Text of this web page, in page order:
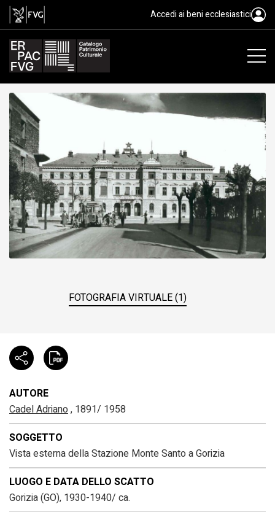
gelatina bromuro d'argento/
Accedi ai beni ecclesiastici
FOTOGRAFIA VIRTUALE (1)
AUTORE
Cadel Adriano, 1891/ 1958
SOGGETTO
Vista esterna della Stazione Monte Santo a Gorizia
LUOGO E DATA DELLO SCATTO
Gorizia (GO), 1930-1940/ ca.